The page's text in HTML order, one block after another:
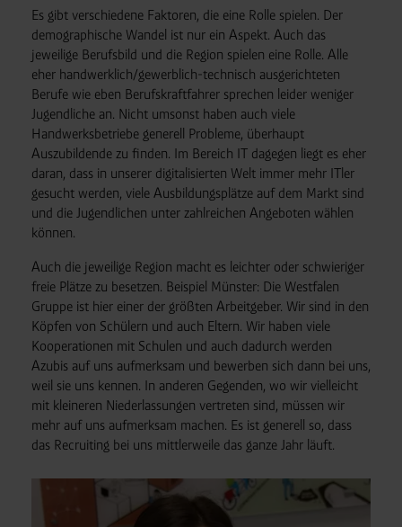
Es gibt verschiedene Faktoren, die eine Rolle spielen. Der
demographische Wandel ist nur ein Aspekt. Auch das
jeweilige Berufsbild und die Region spielen eine Rolle. Alle
eher handwerklich/gewerblich-technisch ausgerichteten
Berufe wie eben Berufskraftfahrer sprechen leider weniger
Jugendliche an. Nicht umsonst haben auch viele
Handwerksbetriebe generell Probleme, überhaupt
Auszubildende zu finden. Im Bereich IT dagegen liegt es eher
daran, dass in unserer digitalisierten Welt immer mehr ITler
gesucht werden, viele Ausbildungsplätze auf dem Markt sind
und die Jugendlichen unter zahlreichen Angeboten wählen
können.
Auch die jeweilige Region macht es leichter oder schwieriger
freie Plätze zu besetzen. Beispiel Münster: Die Westfalen
Gruppe ist hier einer der größten Arbeitgeber. Wir sind in den
Köpfen von Schülern und auch Eltern. Wir haben viele
Kooperationen mit Schulen und auch dadurch werden
Azubis auf uns aufmerksam und bewerben sich dann bei uns,
weil sie uns kennen. In anderen Gegenden, wo wir vielleicht
mit kleineren Niederlassungen vertreten sind, müssen wir
mehr auf uns aufmerksam machen. Es ist generell so, dass
das Recruiting bei uns mittlerweile das ganze Jahr läuft.